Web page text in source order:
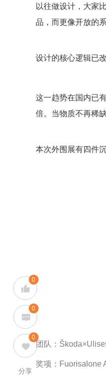
0
0
0
分享
以往做设计，大家
品，而更像开放的
设计的核心逻辑已改
这一趋势在国内已
倍。当物质不再稀
本次外围展有四件
团队：
奖项：Fuorisalone